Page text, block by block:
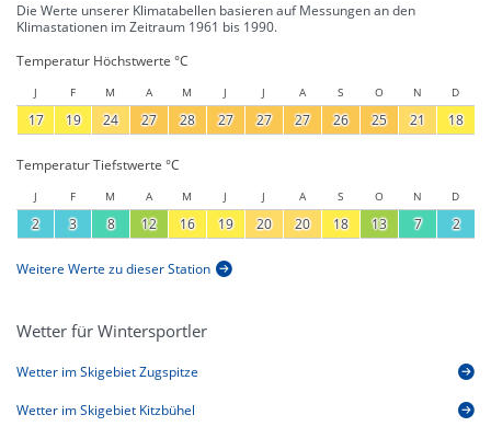
Die Werte unserer Klimatabellen basieren auf Messungen an den
Klimastationen im Zeitraum 1961 bis 1990.
Temperatur Höchstwerte °C
J F M A M J J A S O N D
17 19 24 27 28 27 27 27 26 25 21 18
Temperatur Tiefstwerte °C
J F M A M J J A S O N D
2 3 8 12 16 19 20 20 18 13 7 2
Weitere Werte zu dieser Station
Wetter für Wintersportler
Wetter im Skigebiet Zugspitze
Wetter im Skigebiet Kitzbühel